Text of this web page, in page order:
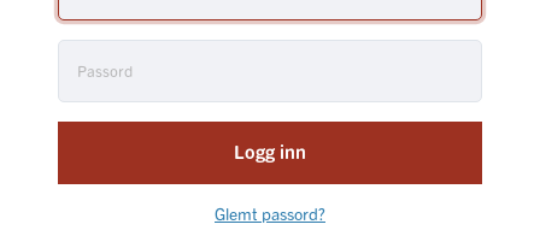
Logg inn
Glemt passord?